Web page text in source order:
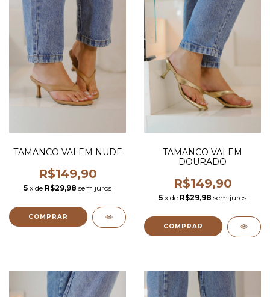
TAMANCO VALEM NUDE
R$149,90
5 x de R$29,98 sem juros
COMPRAR
TAMANCO VALEM
DOURADO
R$149,90
5 x de R$29,98 sem juros
COMPRAR